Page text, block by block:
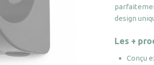
design
Les +
Conçu